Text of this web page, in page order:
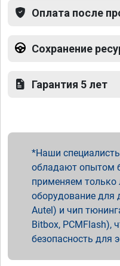
Оплата после
Сохранение
Гарантия 5 лет
Наши
обладают опытом
применяем только
оборудование для
Autel) и чип
Bitbox, PCMFlash),
безопасность для